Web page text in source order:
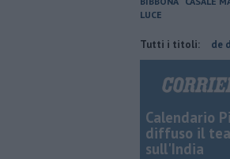
LUCE
Tutti i titoli:
Coltiva e vende droga,
Calendario
diffuso il
sull'India